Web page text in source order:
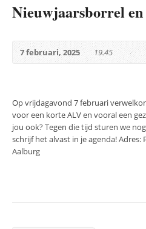
Nieuwjaarsborrel
7 februari, 2025 19.45
Op vrijdagavond 7 februari
voor een korte ALV en vooral een
jou ook? Tegen die tijd sturen we
schrijf het alvast in je agenda! Adres:
Aalburg